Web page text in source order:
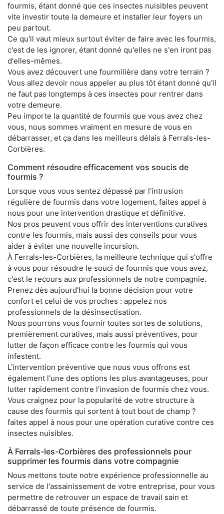
fourmis, étant donné que ces insectes nuisibles peuvent
vite investir toute la demeure et installer leur foyers un
peu partout.
Ce qu'il vaut mieux surtout éviter de faire avec les fourmis,
c'est de les ignorer, étant donné qu'elles ne s'en iront pas
d'elles-mêmes.
Vous avez découvert une fourmilière dans votre terrain ?
Vous allez devoir nous appeler au plus tôt étant donné qu'il
ne faut pas longtemps à ces insectes pour rentrer dans
votre demeure.
Peu importe la quantité de fourmis que vous avez chez
vous, nous sommes vraiment en mesure de vous en
débarrasser, et ça dans les meilleurs délais à Ferrals-les-
Corbières.
Comment résoudre efficacement vos soucis de
fourmis ?
Lorsque vous vous sentez dépassé par l'intrusion
régulière de fourmis dans votre logement, faites appel à
nous pour une intervention drastique et définitive.
Nos pros peuvent vous offrir des interventions curatives
contre les fourmis, mais aussi des conseils pour vous
aider à éviter une nouvelle incursion.
À Ferrals-les-Corbières, la meilleure technique qui s'offre
à vous pour résoudre le souci de fourmis que vous avez,
c'est le recours aux professionnels de notre compagnie.
Prenez dès aujourd'hui la bonne décision pour votre
confort et celui de vos proches : appelez nos
professionnels de la désinsectisation.
Nous pourrons vous fournir toutes sortes de solutions,
premièrement curatives, mais aussi préventives, pour
lutter de façon efficace contre les fourmis qui vous
infestent.
L'intervention préventive que nous vous offrons est
également l'une des options les plus avantageuses, pour
lutter rapidement contre l'invasion de fourmis chez vous.
Vous craignez pour la popularité de votre structure à
cause des fourmis qui sortent à tout bout de champ ?
faites appel à nous pour une opération curative contre ces
insectes nuisibles.
À Ferrals-les-Corbières des professionnels pour
supprimer les fourmis dans votre compagnie
Nous mettons toute notre expérience professionnelle au
service de l'assainissement de votre entreprise, pour vous
permettre de retrouver un espace de travail sain et
débarrassé de toute présence de fourmis.